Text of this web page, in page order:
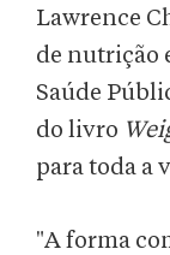
Lawrence
de nutrição
Saúde
do livro
para toda a
"A forma